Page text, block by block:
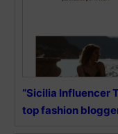
“Sicilia Influencer
top fashion